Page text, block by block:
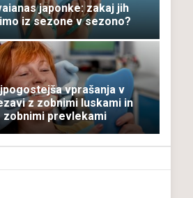
japonke: zakaj jih
iz sezone v sezono?
vprašanja v
z zobnimi luskami in
zobnimi prevlekami